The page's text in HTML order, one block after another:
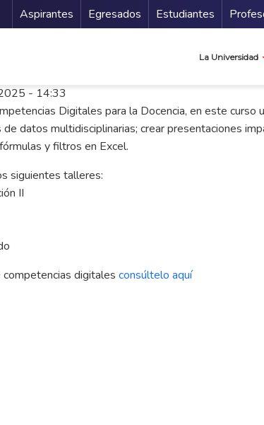
Menu Secundario
Aspirantes Egresados Estudiantes
La Universidad
- 14:33
Digitales para la Docencia, en este
datos multidisciplinarias; crear presentaciones
y filtros en Excel.
siguientes talleres:
II
digitales consúltelo aquí